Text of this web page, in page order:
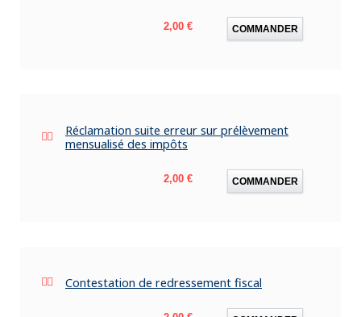
Prix
2,00 € COMMANDER
Réclamation suite erreur sur prélèvement
mensualisé des impôts
Prix
2,00 € COMMANDER
Contestation de redressement fiscal